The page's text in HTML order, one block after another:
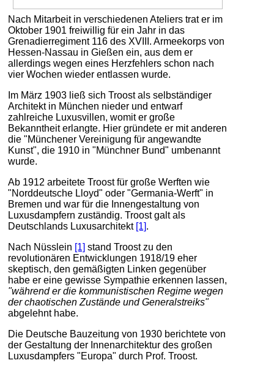
Nach Mitarbeit in verschiedenen Ateliers trat er im
Oktober 1901 freiwillig für ein Jahr in das
Grenadierregiment 116 des XVIII. Armeekorps von
Hessen-Nassau in Gießen ein, aus dem er
allerdings wegen eines Herzfehlers schon nach
vier Wochen wieder entlassen wurde.
Im März 1903 ließ sich Troost als selbständiger
Architekt in München nieder und entwarf
zahlreiche Luxusvillen, womit er große
Bekanntheit erlangte. Hier gründete er mit anderen
die "Münchener Vereinigung für angewandte
Kunst", die 1910 in "Münchner Bund" umbenannt
wurde.
Ab 1912 arbeitete Troost für große Werften wie
"Norddeutsche Lloyd" oder "Germania-Werft" in
Bremen und war für die Innengestaltung von
Luxusdampfern zuständig. Troost galt als
Deutschlands Luxusarchitekt [1].
Nach Nüsslein [1] stand Troost zu den
revolutionären Entwicklungen 1918/19 eher
skeptisch, den gemäßigten Linken gegenüber
habe er eine gewisse Sympathie erkennen lassen,
"während er die kommunistischen Regime wegen
der chaotischen Zustände und Generalstreiks"
abgelehnt habe.
Die Deutsche Bauzeitung von 1930 berichtete von
der Gestaltung der Innenarchitektur des großen
Luxusdampfers "Europa" durch Prof. Troost.